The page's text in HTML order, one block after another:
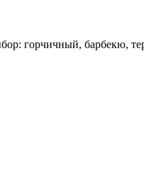
горчичный, барбекю,